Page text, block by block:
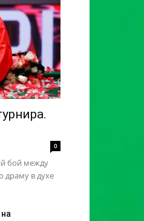
0
бой между
в духе